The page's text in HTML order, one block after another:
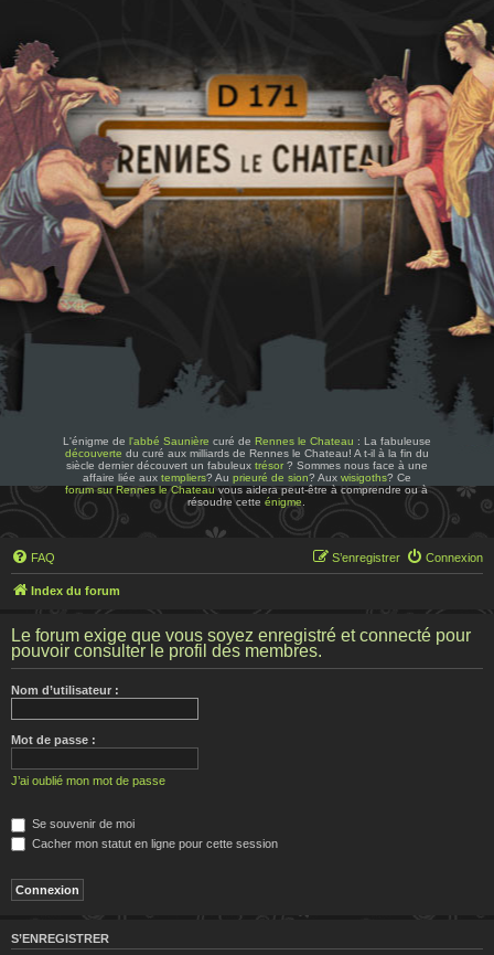
L'énigme de l'abbé Saunière curé de Rennes le Chateau : La fabuleuse
découverte du curé aux milliards de Rennes le Chateau! A t-il à la fin du
siècle dernier découvert un fabuleux trésor? Sommes nous face à une
affaire liée aux templiers? Au prieuré de sion? Aux wisigoths? Ce
forum sur Rennes le Chateauvous aidera peut-être à comprendre ou à
résoudre cetteénigme
FAQ Connexion
S’enregistrer
Index du forum
Le forum exige que vous soyez enregistré et connecté pour
pouvoir consulter le profil des membres.
Nom d’utilisateur :
Mot de passe :
J’ai oublié mon mot de passe
Se souvenir de moi
Cacher mon statut en ligne pour cette session
S’ENREGISTRER